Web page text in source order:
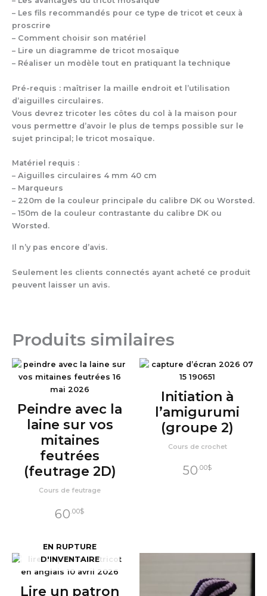
– Les fils recommandés pour ce type de tricot et ceux à
proscrire
– Comment choisir son matériel
– Lire un diagramme de tricot mosaïque
– Réaliser un modèle tout en pratiquant la technique
Pré-requis : maîtriser la maille endroit et l’utilisation
d’aiguilles circulaires.
Vous devrez tricoter les côtes du col à la maison pour
vous permettre d’avoir le plus de temps possible sur le
sujet principal; le tricot mosaïque.
Matériel requis :
– Aiguilles circulaires 4 mm 40 cm
– Marqueurs
– 220m de la couleur principale du calibre DK ou Worsted.
– 150m de la couleur contrastante du calibre DK ou
Worsted.
Il n’y pas encore d’avis.
Seulement les clients connectés ayant acheté ce produit
peuvent laisser un avis.
Produits similaires
Peindre avec la
laine sur vos
mitaines
feutrées
(feutrage 2D)
Cours de feutrage
60.00$
Initiation à
l’amigurumi
(groupe 2)
Cours de crochet
50.00$
EN RUPTURE
D'INVENTAIRE
Lire un patron